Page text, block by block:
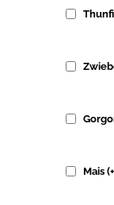
Mais (+